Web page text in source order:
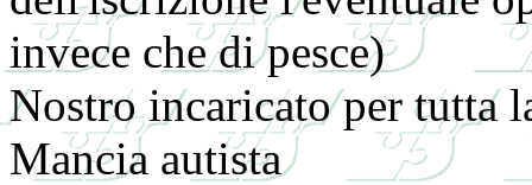
invece che di pesce)
Nostro incaricato per tutta
Mancia autista